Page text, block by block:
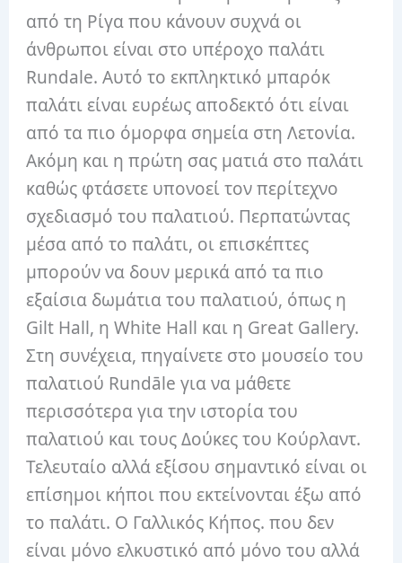
από τη Ρίγα που κάνουν συχνά οι
άνθρωποι είναι στο υπέροχο παλάτι
Rundale.Αυτό το εκπληκτικό μπαρόκ
παλάτι είναι ευρέως αποδεκτό ότι είναι
από τα πιο όμορφα σημεία στη Λετονία.
Ακόμη και η πρώτη σας ματιά στο παλάτι
καθώς φτάσετε υπονοεί τον περίτεχνο
σχεδιασμό του παλατιού. Περπατώντας
μέσα από το παλάτι, οι επισκέπτες
μπορούν να δουν μερικά από τα πιο
εξαίσια δωμάτια του παλατιού, όπως η
Gilt Hall, η White Hall και η Great Gallery.
Στη συνέχεια, πηγαίνετε στο μουσείο του
παλατιού Rundāle για να μάθετε
περισσότερα για την ιστορία του
παλατιού και τους Δούκες του Κούρλαντ.
Τελευταίο αλλά εξίσου σημαντικό είναι οι
επίσημοι κήποι που εκτείνονται έξω από
το παλάτι. Ο Γαλλικός Κήπος.που δεν
είναι μόνο ελκυστικό από μόνο του αλλά